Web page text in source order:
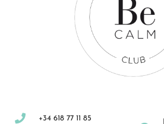
+34 618 77 11 85